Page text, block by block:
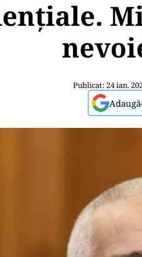
Publicat: 24 ian.